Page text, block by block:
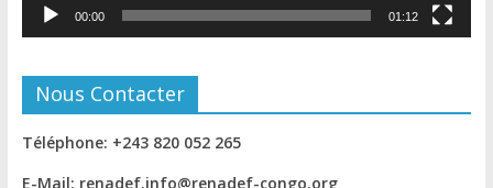
00:00 01:12
Nous Contacter
Téléphone: +243 820 052 265
E-Mail: renadef.info@renadef-congo.org